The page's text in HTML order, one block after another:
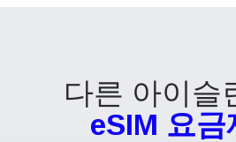
다른 아이슬
eSIM 요금